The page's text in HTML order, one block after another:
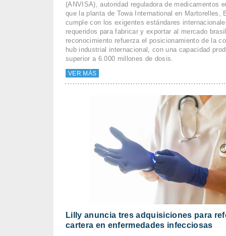
(ANVISA), autoridad reguladora de medicamentos
que la planta de Towa International en Martorelles,
cumple con los exigentes estándares
requeridos para fabricar y exportar al mercado
reconocimiento refuerza el posicionamiento de la
hub industrial internacional, con una capacidad
superior a 6.000 millones de dosis.
VER MÁS
Lilly anuncia tres adquisiciones para
cartera en enfermedades infecciosas